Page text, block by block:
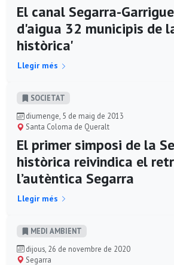
El canal Segarra-
d'aigua 32 municipis de
històrica'
Llegir més
SOCIETAT
diumenge, 5 de maig de 2013
Santa Coloma de Queralt
El primer simposi de la
històrica reivindica el
l’autèntica Segarra
Llegir més
MEDI AMBIENT
dijous, 26 de novembre de 2020
Segarra